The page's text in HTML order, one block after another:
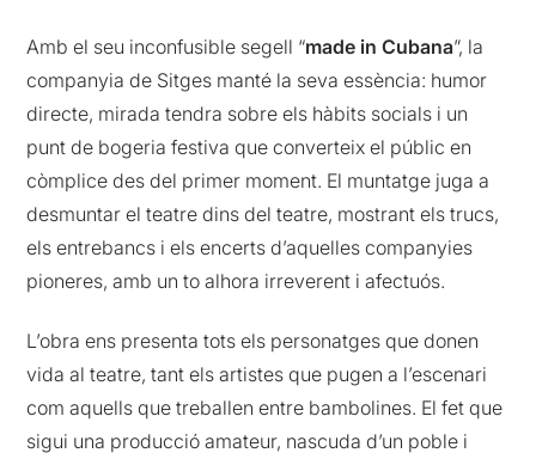
Amb el seu inconfusible segell “made in Cubana”, la
companyia de Sitges manté la seva essència: humor
directe, mirada tendra sobre els hàbits socials i un
punt de bogeria festiva que converteix el públic en
còmplice des del primer moment. El muntatge juga a
desmuntar el teatre dins del teatre, mostrant els trucs,
els entrebancs i els encerts d’aquelles companyies
pioneres, amb un to alhora irreverent i afectuós.
L’obra ens presenta tots els personatges que donen
vida al teatre, tant els artistes que pugen a l’escenari
com aquells que treballen entre bambolines. El fet que
sigui una producció amateur, nascuda d’un poble i